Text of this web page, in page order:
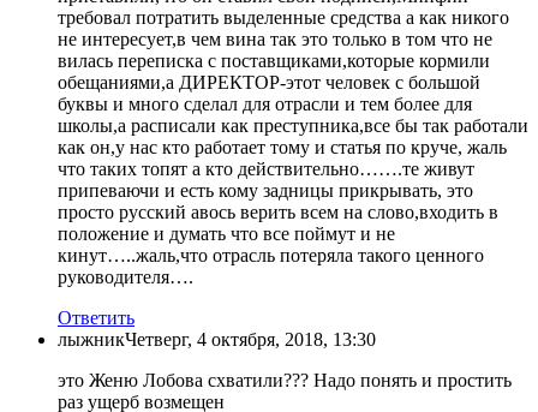
требовал потратить выделенные средства а как никого
не интересует,в чем вина так это только в том что не
вилась переписка с поставщиками,которые кормили
обещаниями,а ДИРЕКТОР-этот человек с большой
буквы и много сделал для отрасли и тем более для
школы,а расписали как преступника,все бы так работали
как он,у нас кто работает тому и статья по круче, жаль
что таких топят а кто действительно…….те живут
припеваючи и есть кому задницы прикрывать, это
просто русский авось верить всем на слово,входить в
положение и думать что все поймут и не
кинут…..жаль,что отрасль потеряла такого ценного
руководителя….
Ответить
лыжникЧетверг, 4 октября, 2018, 13:30
это Женю Лобова схватили??? Надо понять и простить
раз ущерб возмещен